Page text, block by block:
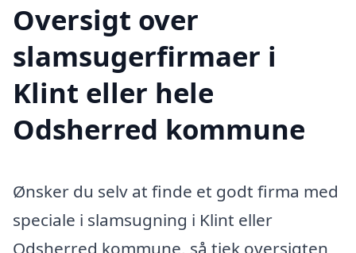
Oversigt over
slamsugerfirmaer i
Klint eller hele
Odsherred kommune
Ønsker du selv at finde et godt firma med
speciale i slamsugning i Klint eller
Odsherred kommune, så tjek oversigten